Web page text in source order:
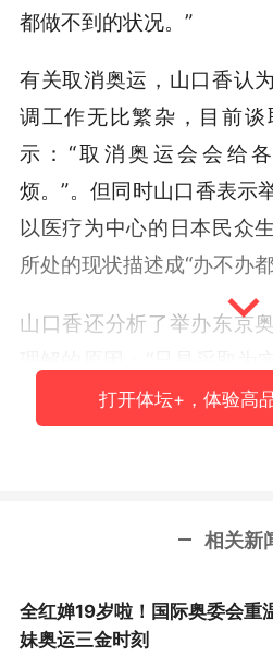
都做不到的状况。”
有关取消奥运，山口香认
调工作无比繁杂，目前
示：“取消奥运会会给
烦。”。但同时山口香表示
以医疗为中心的日本民众
所处的现状描述成“办不办都
山口香还分析了举办东京
想不出有任何一点是顾及
间存在很大的隔阂。”她苦
的“体育的力量”感到格格
近期也成为批评对象的运
打开体坛+，体验高
相关新
全红婵19岁啦！国际奥委会重
妹奥运三金时刻